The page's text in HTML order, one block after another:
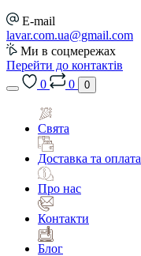
E-mail
lavar.com.ua@gmail.com
Ми в соцмережах
Перейти до контактів
0
0 0
Свята
Доставка та оплата
Про нас
Контакти
Блог